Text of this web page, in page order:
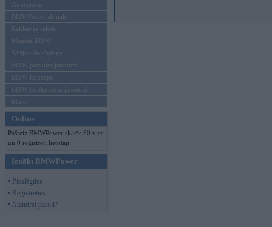
Autosports
BMWPower aktuāli
Reklāmas raksti
Mēneša BMW
Sērijveida tūnings
BMW pasaules jaunumi
BMW koncepti
BMW konkurentu jaunumi
Moto
Online
Pašreiz BMWPower skatās 80 viesi
un 0 reģistrēti lietotāji.
Ienākt BMWPower
• Pieslēgties
• Reģistrēties
• Aizmirsi paroli?